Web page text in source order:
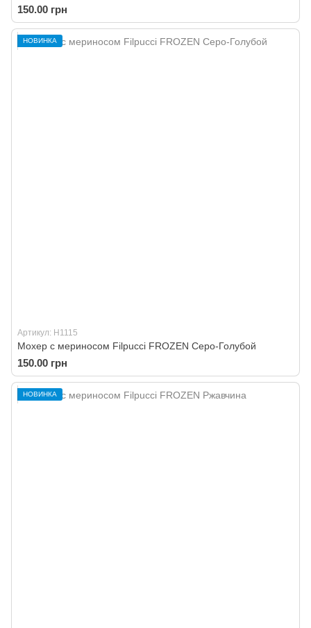
150.00 грн
НОВИНКА
Артикул: H1115
Мохер с мериносом Filpucci FROZEN Серо-Голубой
150.00 грн
НОВИНКА